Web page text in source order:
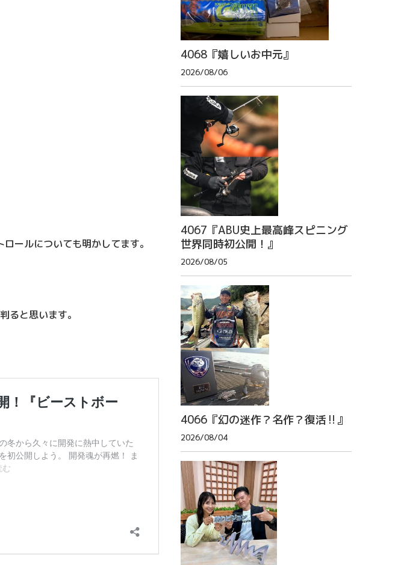
ールについても明かしてます。
ると思います。
4068『嬉しいお中元』
2026/08/06
4067『ABU史上最高峰スピニング
世界同時初公開！』
2026/08/05
4066『幻の迷作？名作？復活‼』
2026/08/04